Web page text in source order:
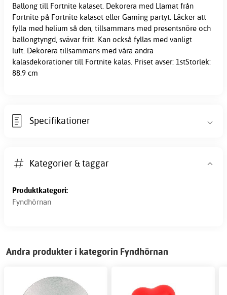
Ballong till Fortnite kalaset. Dekorera med Llamat från
Fortnite på Fortnite kalaset eller Gaming partyt. Läcker att
fylla med helium så den, tillsammans med presentsnöre och
ballongtyngd, svävar fritt. Kan också fyllas med vanligt
luft. Dekorera tillsammans med våra andra
kalasdekorationer till Fortnite kalas. Priset avser: 1stStorlek:
88.9 cm
Specifikationer
Kategorier & taggar
Produktkategori:
Fyndhörnan
Andra produkter i kategorin Fyndhörnan